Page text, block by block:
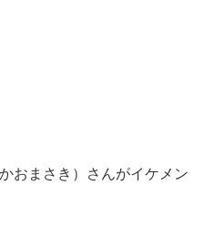
おまさき）さんがイケメン